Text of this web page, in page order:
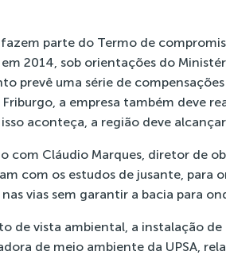
fazem parte do Termo de
em 2014, sob orientações do
prevê uma série de
Friburgo, a empresa também deve
isso aconteça, a região deve
com Cláudio Marques, diretor de
com os estudos de jusante, para
vias sem garantir a bacia para
de vista ambiental, a instalação
de meio ambiente da UPSA,